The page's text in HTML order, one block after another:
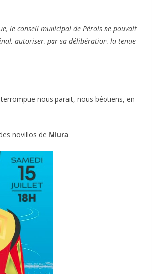
le conseil municipal de Pérols ne pouvait
autoriser, par sa délibération, la tenue
nous parait, nous béotiens, en
novillos de Miura